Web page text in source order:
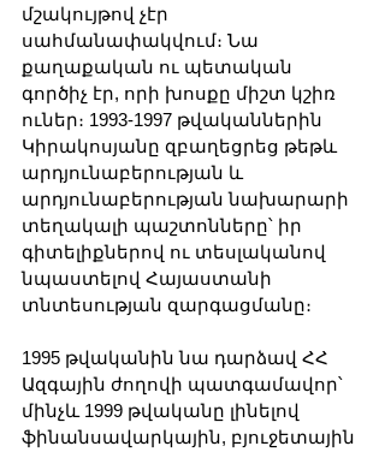
մշակույթով չէր
սահմանափակվում։ Նա
քաղաքական ու պետական
գործիչ էր, որի խոսքը միշտ կշիռ
ուներ։ 1993-1997 թվականներին
Կիրակոսյանը զբաղեցրեց թեթև
արդյունաբերության և
արդյունաբերության նախարարի
տեղակալի պաշտոնները՝ իր
գիտելիքներով ու տեսլականով
նպաստելով Հայաստանի
տնտեսության զարգացմանը։
1995 թվականին նա դարձավ ՀՀ
Ազգային ժողովի պատգամավոր՝
մինչև 1999 թվականը լինելով
ֆինանսավարկային, բյուջետային